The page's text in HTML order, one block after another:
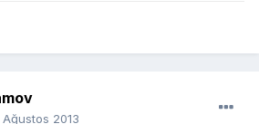
Ağustos 2013